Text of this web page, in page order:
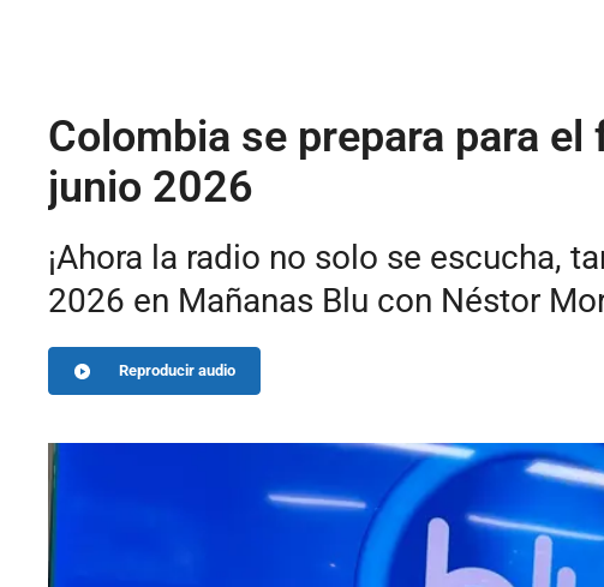
Colombia se prepara para
junio 2026
¡Ahora la radio no solo se escucha,
2026 en Mañanas Blu con Néstor
Reproducir audio